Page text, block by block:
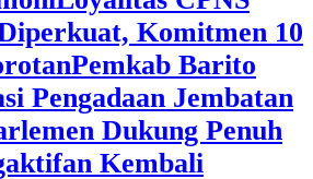
Komitmen 10
Pemkab Barito
Pengadaan Jembatan
Dukung Penuh
Kembali